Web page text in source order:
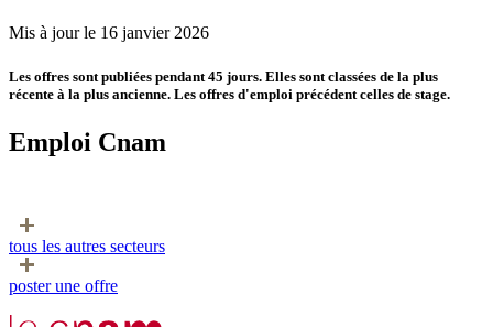
Mis à jour le 16 janvier 2026
Les offres sont publiées pendant 45 jours. Elles sont classées de la plus
récente à la plus ancienne. Les offres d'emploi précédent celles de stage.
Emploi Cnam
tous les autres secteurs
poster une offre